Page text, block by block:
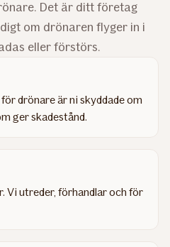
Det är ditt företag
om drönaren flyger in i
eller förstörs.
drönare är ni skyddade om
ger skadestånd.
Vi utreder, förhandlar och för